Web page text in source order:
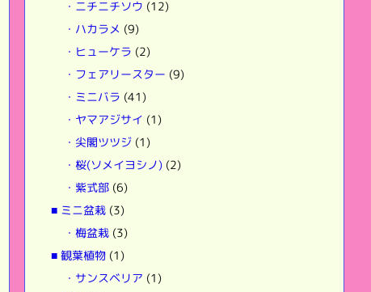
・ニチニチソウ (12)
・ハカラメ (9)
・ヒューケラ (2)
・フェアリースター (9)
・ミニバラ (41)
・ヤマアジサイ (1)
・尖閣ツツジ (1)
・桜(ソメイヨシノ) (2)
・紫式部 (6)
■ ミニ盆栽 (3)
・梅盆栽 (3)
■ 観葉植物 (1)
・サンスベリア (1)